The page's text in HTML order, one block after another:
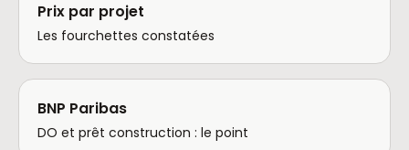
Prix par projet
Les fourchettes constatées
BNP Paribas
DO et prêt construction : le point